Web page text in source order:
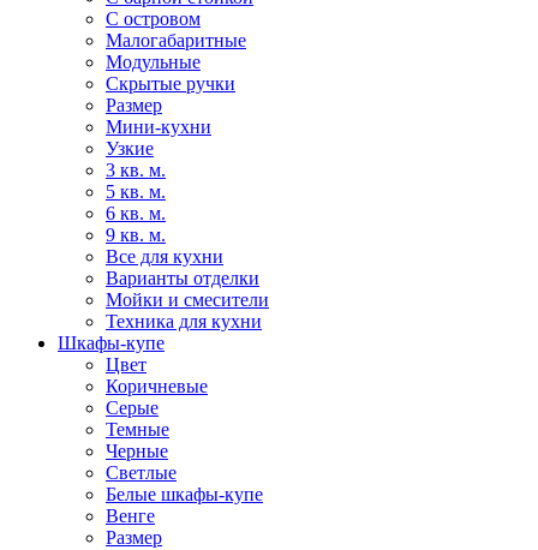
С островом
Малогабаритные
Модульные
Скрытые ручки
Размер
Мини-кухни
Узкие
3 кв. м.
5 кв. м.
6 кв. м.
9 кв. м.
Все для кухни
Варианты отделки
Мойки и смесители
Техника для кухни
Шкафы-купе
Цвет
Коричневые
Серые
Темные
Черные
Светлые
Белые шкафы-купе
Венге
Размер